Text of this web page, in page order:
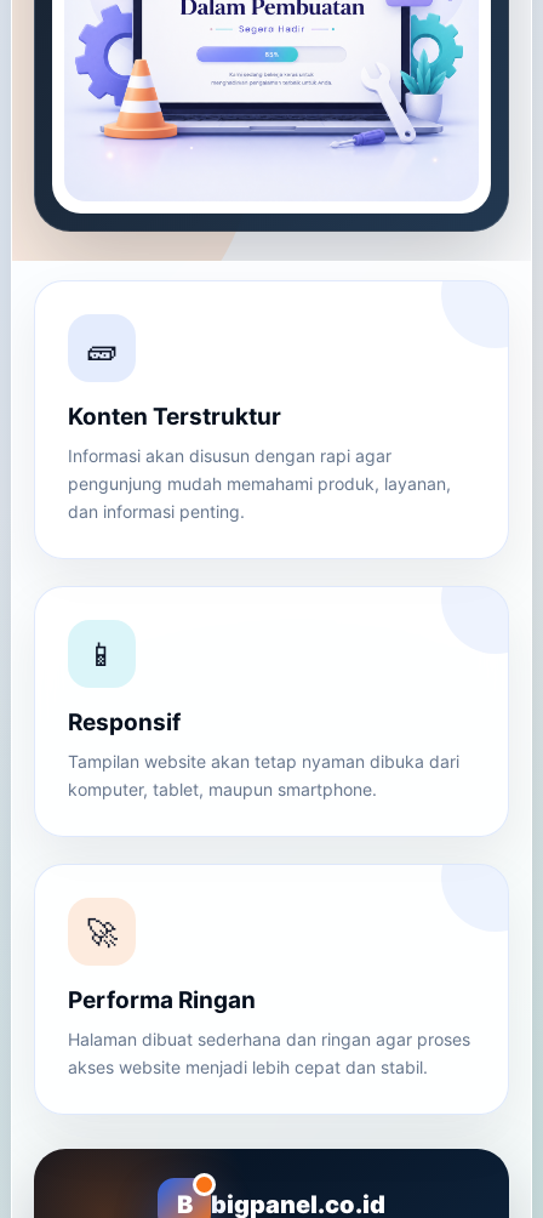
🧱
Konten Terstruktur
Informasi akan disusun dengan rapi agar
pengunjung mudah memahami produk, layanan,
dan informasi penting.
📱
Responsif
Tampilan website akan tetap nyaman dibuka dari
komputer, tablet, maupun smartphone.
🚀
Performa Ringan
Halaman dibuat sederhana dan ringan agar proses
akses website menjadi lebih cepat dan stabil.
B bigpanel.co.id